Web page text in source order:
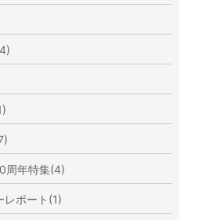
周年特集(4)
レポート(1)